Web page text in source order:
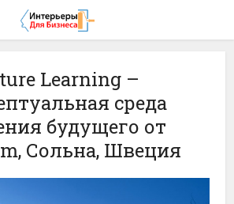
Learning –
среда
будущего от
Сольна, Швеция